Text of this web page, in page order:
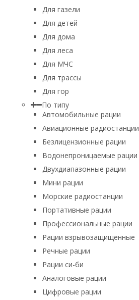
Для газели
Для детей
Для дома
Для леса
Для МЧС
Для трассы
Для гор
По типу
Автомобильные рации
Авиационные радиостанции
Безлицензионные рации
Водонепроницаемые рации
Двухдиапазонные рации
Мини рации
Морские радиостанции
Портативные рации
Профессиональные рации
Рации взрывозащищенные
Речные рации
Рации си-би
Аналоговые рации
Цифровые рации